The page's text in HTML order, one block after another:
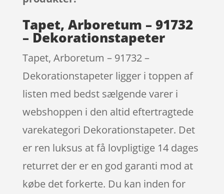
Tapet, Arboretum – 91732
– Dekorationstapeter
Tapet, Arboretum – 91732 –
Dekorationstapeter ligger i toppen af
listen med bedst sælgende varer i
webshoppen i den altid eftertragtede
varekategori Dekorationstapeter. Det
er ren luksus at få lovpligtige 14 dages
returret der er en god garanti mod at
købe det forkerte. Du kan inden for